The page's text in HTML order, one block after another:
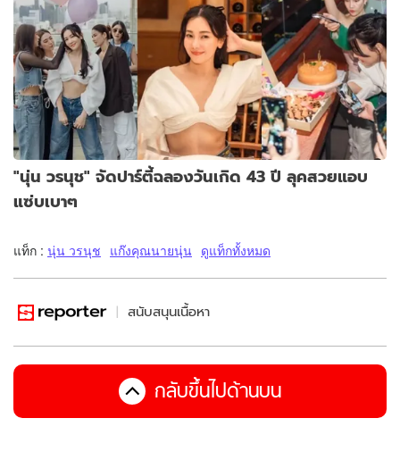
"นุ่น วรนุช" จัดปาร์ตี้ฉลองวันเกิด 43 ปี ลุคสวยแอบ
แซ่บเบาๆ
แท็ก : นุ่น วรนุช แก๊งคุณนายนุ่น ดูแท็กทั้งหมด
สนับสนุนเนื้อหา
กลับขึ้นไปด้านบน